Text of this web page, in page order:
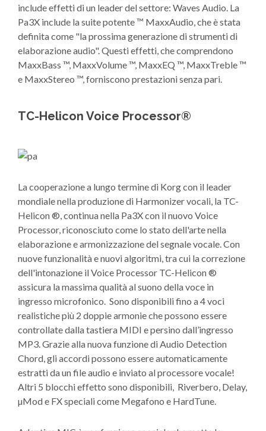
include effetti di un leader del settore: Waves Audio. La
Pa3X include la suite potente ™ MaxxAudio, che è stata
definita come "la prossima generazione di strumenti di
elaborazione audio". Questi effetti, che comprendono
MaxxBass ™, MaxxVolume ™, MaxxEQ ™, MaxxTreble ™
e MaxxStereo ™, forniscono prestazioni senza pari.
TC-Helicon Voice Processor®
La cooperazione a lungo termine di Korg con il leader
mondiale nella produzione di Harmonizer vocali, la TC-
Helicon ®, continua nella Pa3X con il nuovo Voice
Processor, riconosciuto come lo stato dell'arte nella
elaborazione e armonizzazione del segnale vocale. Con
nuove funzionalità e nuovi algoritmi, tra cui la correzione
dell'intonazione il Voice Processor TC-Helicon ®
assicura la massima qualità al suono della voce in
ingresso microfonico. Sono disponibili fino a 4 voci
realistiche più 2 doppie armonie che possono essere
controllate dalla tastiera MIDI e persino dall’ingresso
MP3. Grazie alla nuova funzione di Audio Detection
Chord, gli accordi possono essere automaticamente
estratti da un file audio e inviato al processore vocale!
Altri 5 blocchi effetto sono disponibili, Riverbero, Delay,
µMod e FX speciali come Megafono e HardTune.